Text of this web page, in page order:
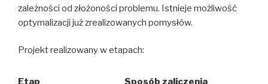
zależności od złożoności problemu. Istnieje możliwość
optymalizacji już zrealizowanych pomysłów.
Projekt realizowany w etapach:
Etap Sposób zaliczenia